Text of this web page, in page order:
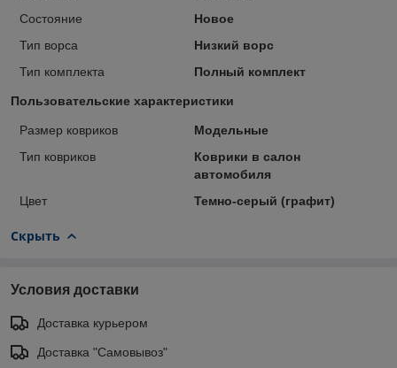
Состояние
Новое
Тип ворса
Низкий ворс
Тип комплекта
Полный комплект
Пользовательские характеристики
Размер ковриков
Модельные
Тип ковриков
Коврики в салон
автомобиля
Цвет
Темно-серый (графит)
Скрыть
Условия доставки
Доставка курьером
Доставка "Самовывоз"